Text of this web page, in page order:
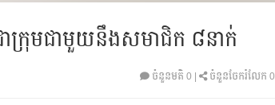
ជាក្រុមជាមួយនឹង​សមាជិក ៨នាក់
ចំនួនមតិ 0 ចំនួនចែករំលែក 0